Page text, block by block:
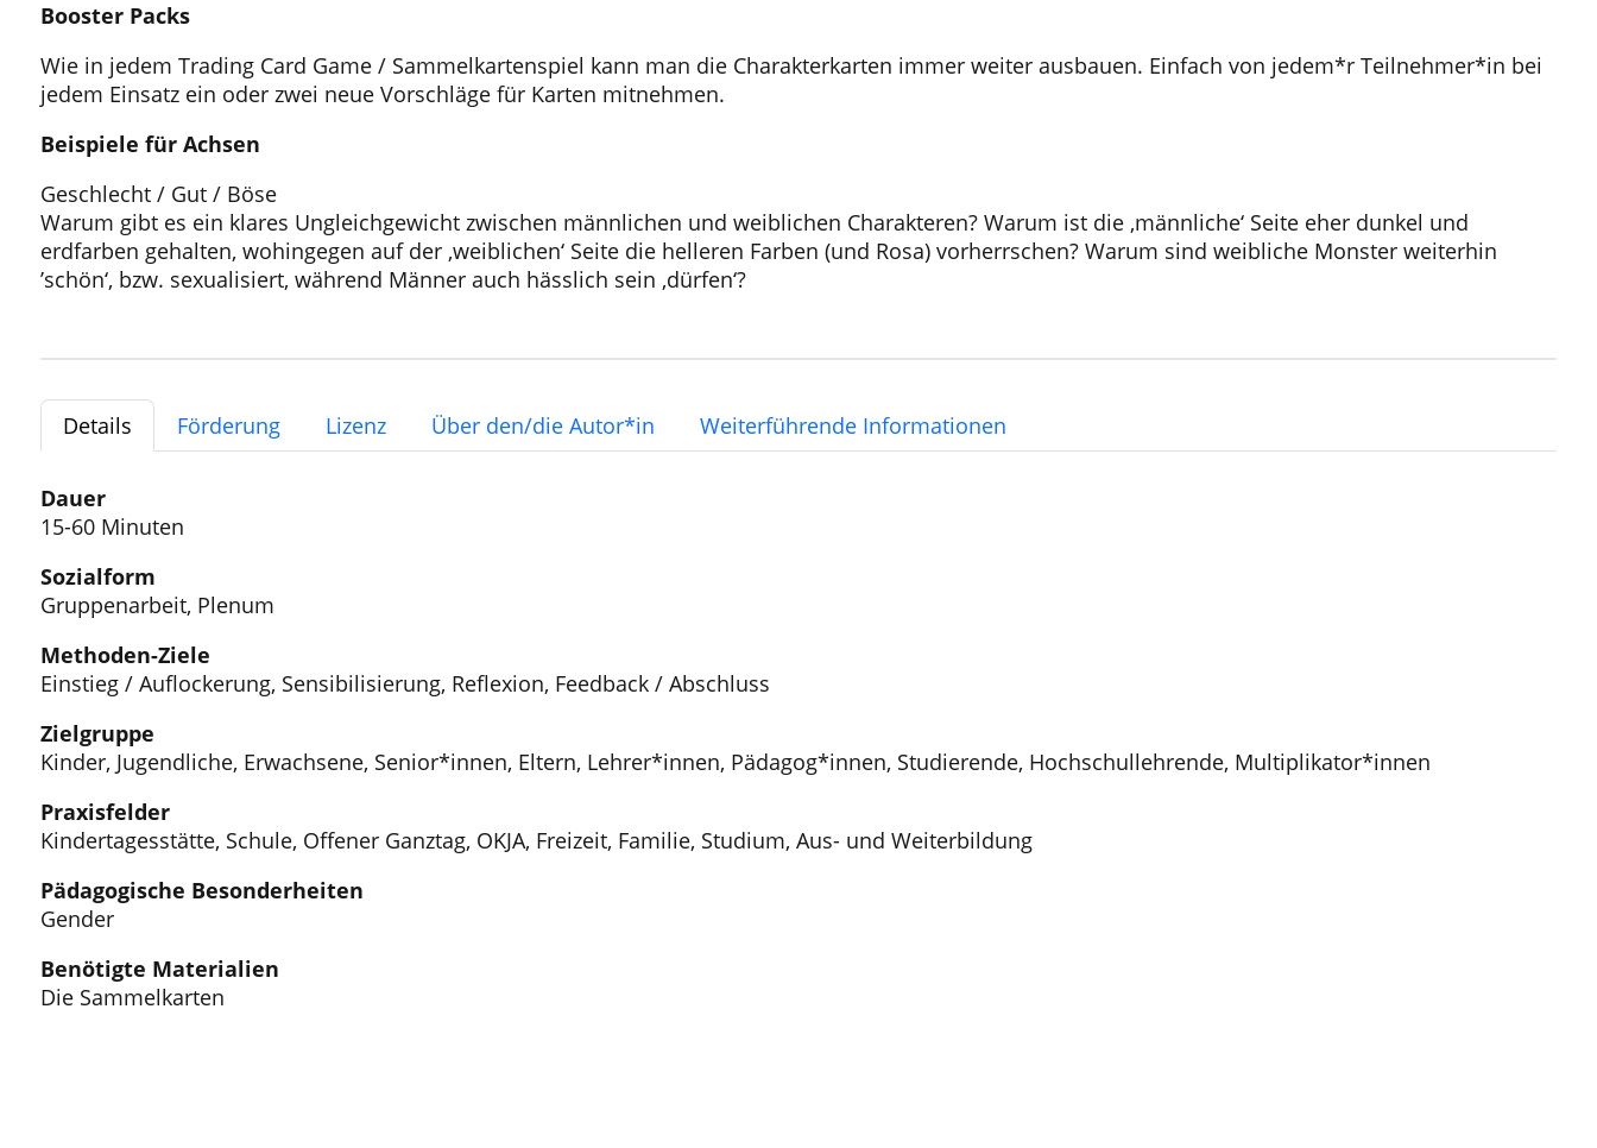
Booster Packs
Wie in jedem Trading Card Game / Sammelkartenspiel kann man die Charakterkarten immer weiter ausbauen. Einfach von jedem*r Teilnehmer*in bei
jedem Einsatz ein oder zwei neue Vorschläge für Karten mitnehmen.
Beispiele für Achsen
Geschlecht / Gut / Böse
Warum gibt es ein klares Ungleichgewicht zwischen männlichen und weiblichen Charakteren? Warum ist die ‚männliche‘ Seite eher dunkel und
erdfarben gehalten, wohingegen auf der ‚weiblichen‘ Seite die helleren Farben (und Rosa) vorherrschen? Warum sind weibliche Monster weiterhin
’schön‘, bzw. sexualisiert, während Männer auch hässlich sein ‚dürfen‘?
Details Förderung Lizenz Über den/die Autor*in Weiterführende Informationen
Dauer
15-60 Minuten
Sozialform
Gruppenarbeit, Plenum
Methoden-Ziele
Einstieg / Auflockerung, Sensibilisierung, Reflexion, Feedback / Abschluss
Zielgruppe
Kinder, Jugendliche, Erwachsene, Senior*innen, Eltern, Lehrer*innen, Pädagog*innen, Studierende, Hochschullehrende, Multiplikator*innen
Praxisfelder
Kindertagesstätte, Schule, Offener Ganztag, OKJA, Freizeit, Familie, Studium, Aus- und Weiterbildung
Pädagogische Besonderheiten
Gender
Benötigte Materialien
Die Sammelkarten